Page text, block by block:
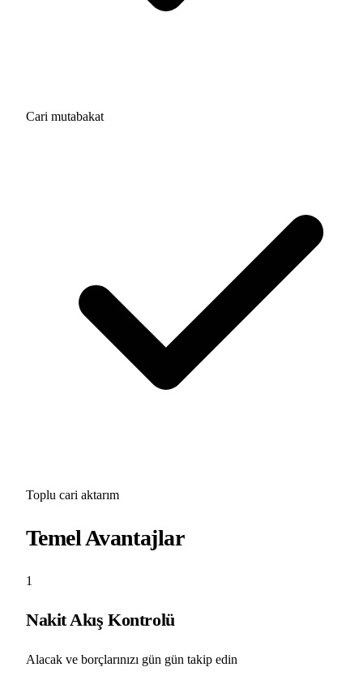
Cari mutabakat
Toplu cari aktarım
Temel Avantajlar
1
Nakit Akış Kontrolü
Alacak ve borçlarınızı gün gün takip edin